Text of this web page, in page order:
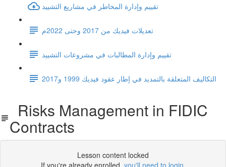
تقييم وإدارة المخاطر في مشاريع التشييد
تعديلات فيديك من 2017 وحتى 2022م
تقييم وإدارة المطالبات في مشروعات التشييد
التكاليف المتعلقة بالتمديد في إطار عقود فيديك 1999 و2017
Risks Management in FIDIC
Contracts
Lesson content locked
If you're already enrolled, you'll need to login